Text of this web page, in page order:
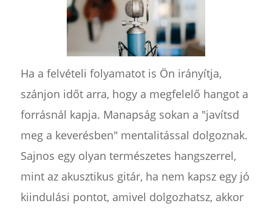
Ha a felvételi folyamatot is Ön irányítja,
szánjon időt arra, hogy a megfelelő hangot a
forrásnál kapja. Manapság sokan a "javítsd
meg a keverésben" mentalitással dolgoznak.
Sajnos egy olyan természetes hangszerrel,
mint az akusztikus gitár, ha nem kapsz egy jó
kiindulási pontot, amivel dolgozhatsz, akkor